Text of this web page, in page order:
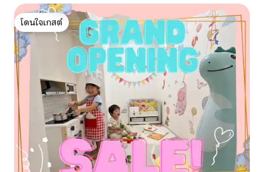
โดนใจเกสต์
โดนใจเกสต์